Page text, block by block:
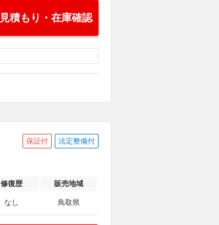
見積もり・在庫確認
保証付 法定整備付
修復歴 販売地域
なし 鳥取県